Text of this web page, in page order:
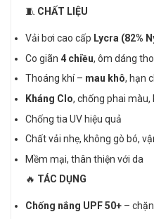
🧵 CHẤT LIỆU
Vải bơi cao cấp Lycra (82%
Co giãn 4 chiều, ôm dáng
Thoáng khí – mau khô, hạn
Kháng Clo, chống phai màu,
Chống tia UV hiệu quả
Chất vải nhẹ, không gò bó,
Mềm mại, thân thiện với da
🔥 TÁC DỤNG
Chống nắng UPF 50+ –